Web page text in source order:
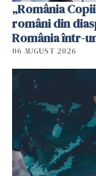
„România
români din
România într-
06 AUGUST 2026